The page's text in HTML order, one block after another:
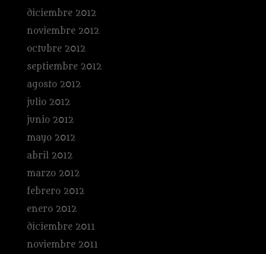
diciembre 2012
noviembre 2012
octubre 2012
septiembre 2012
agosto 2012
julio 2012
junio 2012
mayo 2012
abril 2012
marzo 2012
febrero 2012
enero 2012
diciembre 2011
noviembre 2011